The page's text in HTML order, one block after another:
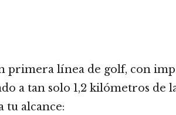
primera línea de golf, con
a tan solo 1,2 kilómetros de
tu alcance: